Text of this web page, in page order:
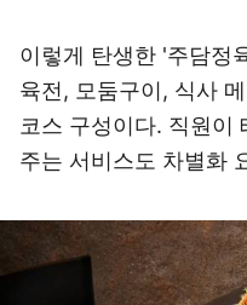
이렇게 탄생한 '주담정
육전, 모둠구이, 식사
코스 구성이다. 직원이
주는 서비스도 차별화